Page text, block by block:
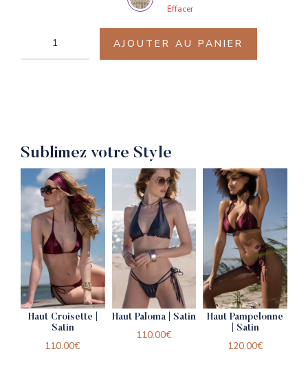
Effacer
AJOUTER AU PANIER
Sublimez votre Style
Haut Croisette |
Satin
110.00€
Haut Paloma | Satin
110.00€
Haut Pampelonne
| Satin
120.00€